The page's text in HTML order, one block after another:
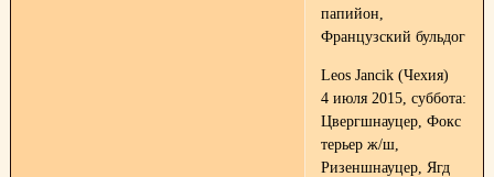
папийон,
Французский бульдог
Leos Jancik (Чехия)
4 июля 2015, суббота:
Цвергшнауцер, Фокс
терьер ж/ш,
Ризеншнауцер, Ягд